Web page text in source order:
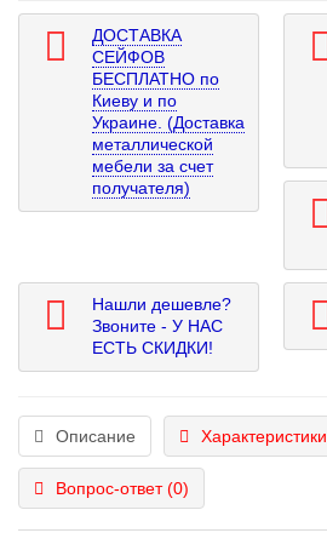
ДОСТАВКА
СЕЙФОВ
БЕСПЛАТНО по
Киеву и по
Украине. (Доставка
металлической
мебели за счет
получателя)
Нашли дешевле?
Звоните - У НАС
ЕСТЬ СКИДКИ!
Описание Характеристики
Вопрос-ответ(0)